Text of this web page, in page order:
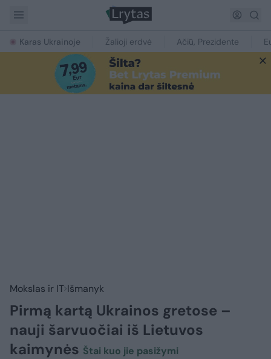
Karas Ukrainoje Žalioji erdvė Ačiū, Prezidente
Mokslas ir IT Išmanyk
Pirmą kartą Ukrainos gretose –
nauji šarvuočiai iš Lietuvos
kaimynės ​Štai kuo jie pasižymi